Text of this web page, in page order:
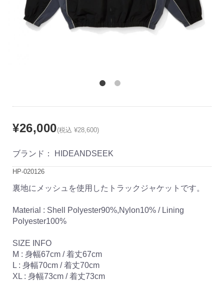
¥26,000(税込 ¥28,600)
ブランド： HIDEANDSEEK
HP-020126
裏地にメッシュを使用したトラックジャケットです。
Material : Shell Polyester90%,Nylon10% / Lining
Polyester100%
SIZE INFO
M : 身幅67cm / 着丈67cm
L : 身幅70cm / 着丈70cm
XL : 身幅73cm / 着丈73cm